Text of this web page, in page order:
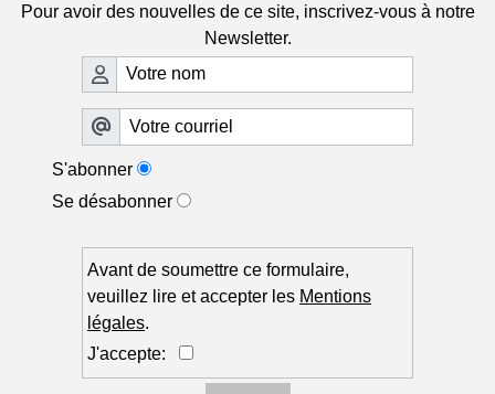
Pour avoir des nouvelles de ce site, inscrivez-vous à notre
Newsletter.
S'abonner
Se désabonner
Avant de soumettre ce formulaire,
veuillez lire et accepter les Mentions
légales.
J'accepte: